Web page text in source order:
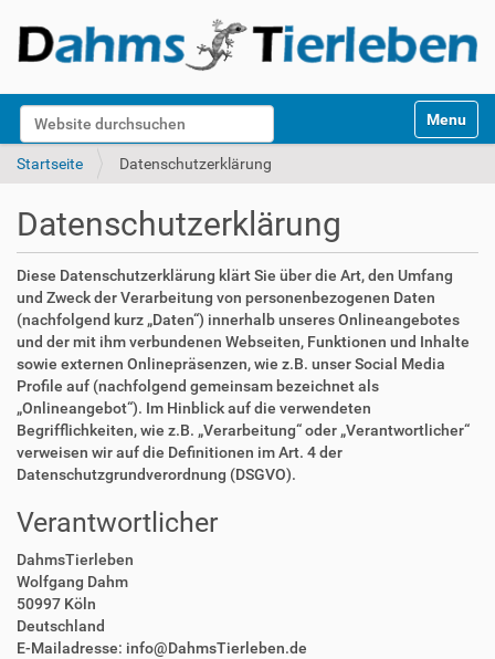
Website durchsuchen
k
Toggle
Startseite Datenschutzerklärung
Datenschutzerklärung
Diese Datenschutzerklärung klärt Sie über die Art, den Umfang
und Zweck der Verarbeitung von personenbezogenen Daten
(nachfolgend kurz „Daten“) innerhalb unseres Onlineangebotes
und der mit ihm verbundenen Webseiten, Funktionen und Inhalte
sowie externen Onlinepräsenzen, wie z.B. unser Social Media
Profile auf (nachfolgend gemeinsam bezeichnet als
„Onlineangebot“). Im Hinblick auf die verwendeten
Begrifflichkeiten, wie z.B. „Verarbeitung“ oder „Verantwortlicher“
verweisen wir auf die Definitionen im Art. 4 der
Datenschutzgrundverordnung (DSGVO).
Verantwortlicher
DahmsTierleben
Wolfgang Dahm
50997 Köln
Deutschland
E-Mailadresse: info@DahmsTierleben.de